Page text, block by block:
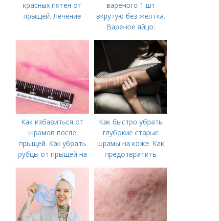
красных пятен от
прыщей. Лечение
вареного 1 шт
вкрутую без желтка.
Вареное яйцо:
калорийность
Как избавиться от
шрамов после
прыщей. Как убрать
рубцы от прыщей на
Как быстро убрать
глубокие старые
шрамы на коже. Как
предотвратить